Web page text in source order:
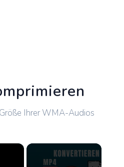
Ihrer WMA-Audios
×